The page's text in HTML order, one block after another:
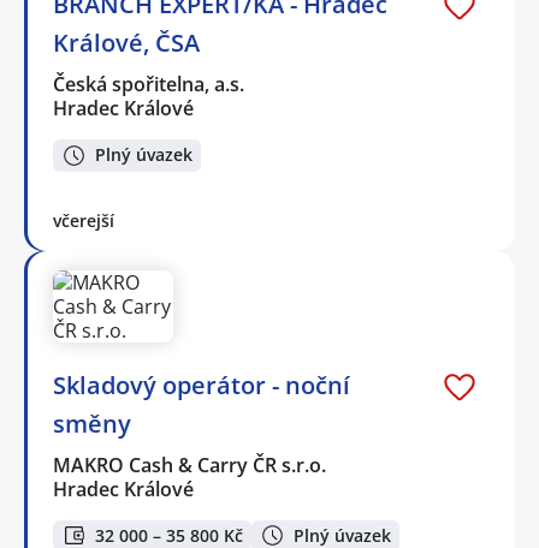
Králové, ČSA
Česká spořitelna, a.s.
Hradec Králové
Plný úvazek
včerejší
Skladový operátor - noční
směny
MAKRO Cash & Carry ČR s.r.o.
Hradec Králové
32 000 – 35 800 Kč
Plný úvazek